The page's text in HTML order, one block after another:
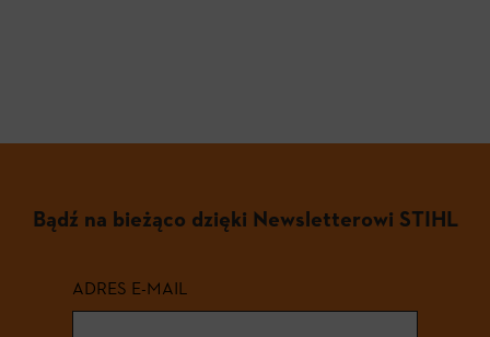
Bądź na bieżąco dzięki Newsletterowi STIHL
ADRES E-MAIL